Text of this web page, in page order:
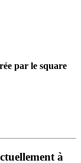
par le square
à